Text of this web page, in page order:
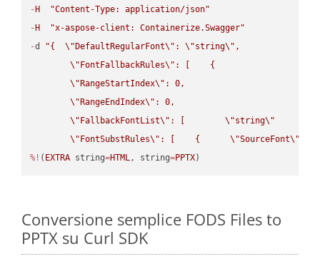
- H
"Content-Type: application/json"
- H
"x-aspose-client: Containerize.Swagger"
-d "{ \" DefaultRegularFont\" : \"string\" ,
\" FontFallbackRules\" : [    {
\" RangeStartIndex\" : 0,
\" RangeEndIndex\" : 0,
\" FallbackFontList\" : [ \"string\"
\" FontSubstRules\" : [    { \"SourceFont\"
%! ( EXTRA string=HTML, string=PPTX)
Conversione semplice FODS Files to
PPTX su Curl SDK